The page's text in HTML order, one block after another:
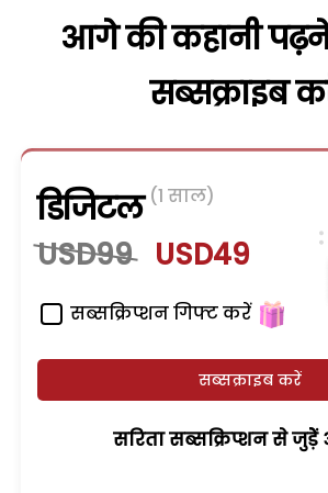
आगे की कहानी
सब्सक्राइब
डिजिटल (1 साल)
USD99 USD49
सब्सक्रिप्शन गिफ्ट करें
सब्सक्राइब करें
सरिता सब्सक्रिप्शन से जुड़ेें